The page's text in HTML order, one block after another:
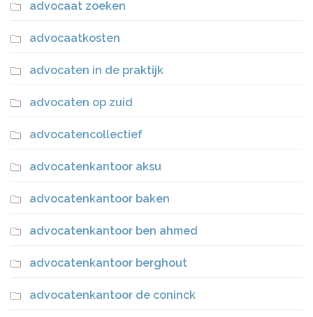
advocaat zoeken
advocaatkosten
advocaten in de praktijk
advocaten op zuid
advocatencollectief
advocatenkantoor aksu
advocatenkantoor baken
advocatenkantoor ben ahmed
advocatenkantoor berghout
advocatenkantoor de coninck